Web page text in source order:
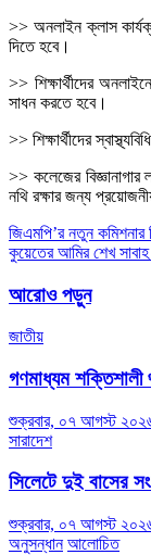
>> অনলাইন ক্লাস
দিতে হবে।
>> শিক্ষার্থীদের
সাধন করতে হবে।
>> শিক্ষার্থীদের
>> কলেজের বিজ্ঞানাগার
নথি রক্ষার জন্য
Post
navigation
জিএমপি’র নতুন কমিশনার
কুয়েতের আমির শেখ সাবাহ
আরোও পড়ুন
জাতীয়
গণমাধ্যম
শুক্রবার, ০৭ আগস্ট
সারাদেশ
সিলেটে দুই বাসের
শুক্রবার, ০৭ আগস্ট
অনুসন্ধান আলোচিত